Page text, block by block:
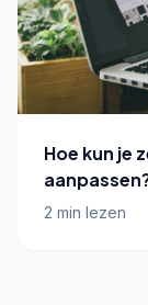
Hoe kun je
2 min lezen